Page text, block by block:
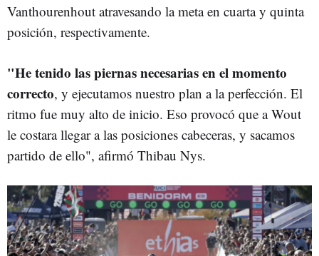
Vanthourenhout atravesando la meta en cuarta y quinta
posición, respectivamente.
"He tenido las piernas necesarias en el momento
correcto, y ejecutamos nuestro plan a la perfección. El
ritmo fue muy alto de inicio. Eso provocó que a Wout
le costara llegar a las posiciones cabeceras, y sacamos
partido de ello", afirmó Thibau Nys.